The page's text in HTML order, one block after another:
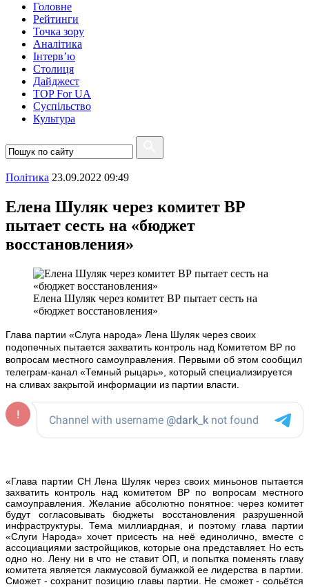
Головне
Рейтинги
Точка зору
Аналітика
Інтерв’ю
Столиця
Дайджест
TOP For UA
Суспiльство
Культура
Полiтика 23.09.2022 09:49
Елена Шуляк через комитет ВР
пытает сесть на «бюджет
восстановления»
Елена Шуляк через комитет ВР пытает сесть на
«бюджет восстановления»
Глава партии «Слуга народа» Лена Шуляк через своих
подопечных пытается захватить контроль над Комитетом ВР по
вопросам местного самоуправления. Первыми об этом сообщил
телеграм-канал «Темный рыцарь», который специализируется
на сливах закрытой информации из партии власти.
«Глава партии СН Лена Шуляк через своих миньонов пытается
захватить контроль над комитетом ВР по вопросам местного
самоуправления. Желание абсолютно понятное: через комитет
будут согласовывать бюджеты восстановления разрушенной
инфраструктуры. Тема миллиардная, и поэтому глава партии
«Слуги Народа» хочет присесть на неё единолично, вместе с
ассоциациями застройщиков, которые она представляет. Но есть
одно но. Лену ни в что не ставит ОП, и попытка поменять главу
комитета является лакмусовой бумажкой ее лидерства в партии.
Сможет - сохранит позицию главы партии. Не сможет - сольётся